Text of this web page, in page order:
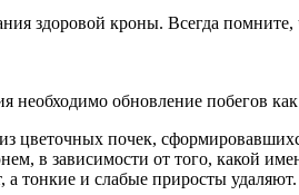
здоровой кроны. Всегда
необходимо обновление побегов
цветочных почек,
в зависимости от того, какой
а тонкие и слабые приросты удаляют.